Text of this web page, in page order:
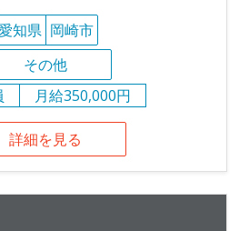
知県 岡崎市
その他
月給350,000円
詳細を見る